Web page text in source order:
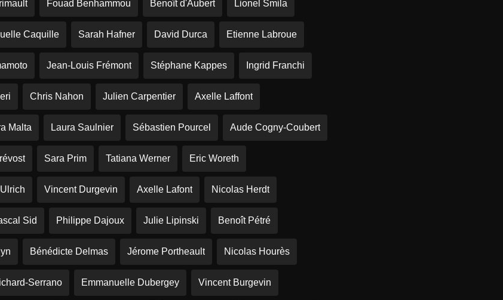
Fouad Benhammou Benoît d'Aubert Lionel Smila
Caquille Sarah Hafner David Durca Etienne Labroue
Jean-Louis Frémont Stéphane Kappes Ingrid Franchi
Chris Nahon Julien Carpentier Axelle Laffont
Malta Laura Saulnier Sébastien Pourcel Aude Cogny-Coubert
Sara Prim Tatiana Werner Eric Woreth
Vincent Durgevin Axelle Lafont Nicolas Herdt
Sid Philippe Dajoux Julie Lipinski Benoît Pétré
Bénédicte Delmas Jérome Portheault Nicolas Hourès
Serrano Emmanuelle Dubergey Vincent Burgevin